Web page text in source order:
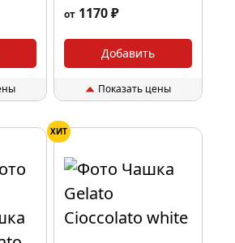
от 1170 ₽
Добавить
Показать цены
ХИТ